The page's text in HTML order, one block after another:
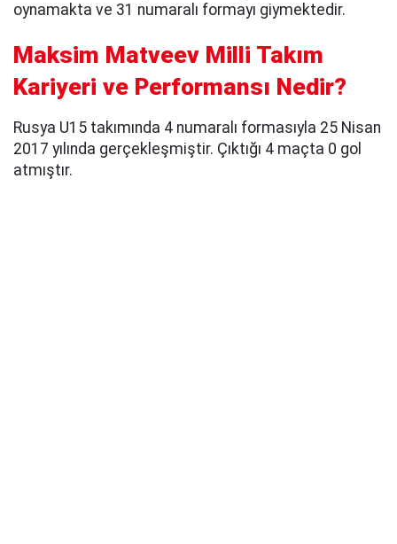
oynamakta ve 31 numaralı formayı giymektedir.
Maksim Matveev Milli Takım
Kariyeri ve Performansı Nedir?
Rusya U15 takımında 4 numaralı formasıyla 25 Nisan
2017 yılında gerçekleşmiştir. Çıktığı 4 maçta 0 gol
atmıştır.